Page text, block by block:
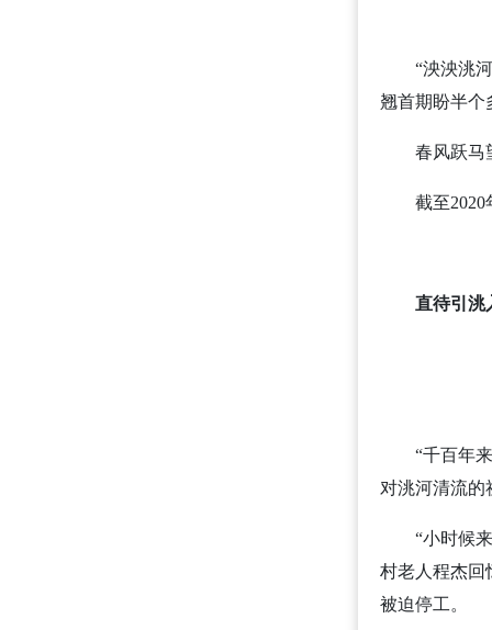
“泱泱洮
翘首期盼半个
春风跃马
截至
直待引洮
“千百年
对洮河清流的
“小时候
村老人程杰回
被迫停工。